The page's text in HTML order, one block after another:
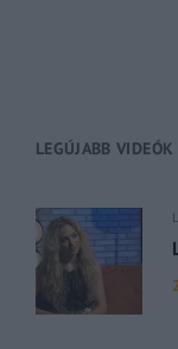
LEGÚJABB VIDEÓK